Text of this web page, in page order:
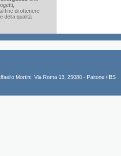
fine di ottenere
della qualità
Mortini, Via Roma 13, 25080 - Paitone / BS